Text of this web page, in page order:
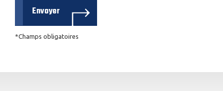
*Champs obligatoires